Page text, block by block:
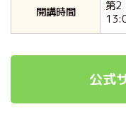
開講時間
第2
公式